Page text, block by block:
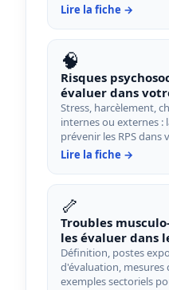
Lire la fiche →
🧠
Risques
évaluer dans
Stress, harcèlement,
internes ou externes
prévenir les RPS dans
Lire la fiche →
🦴
Troubles
les évaluer dans
Définition, postes
d'évaluation,
exemples sectoriels